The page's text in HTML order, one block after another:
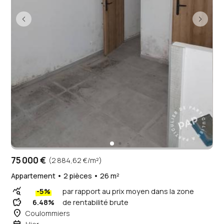
75 000 € (2 884,62 €/m²)
Appartement • 2 pièces • 26 m²
query_stats -5% par rapport au prix moyen dans la zone
savings 6.48% de rentabilité brute
place Coulommiers